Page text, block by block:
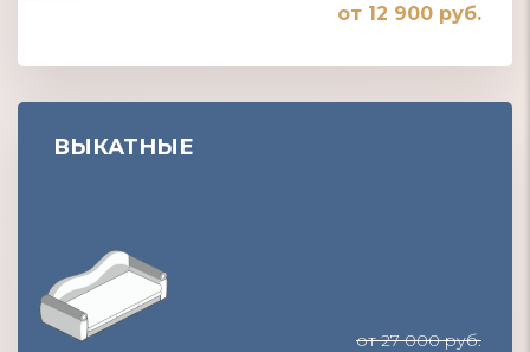
от 12 900 руб.
ВЫКАТНЫЕ
от 27 000 руб.